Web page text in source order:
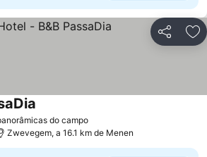
Partilhar
do campoVer preços
Zwevegem, a 16.1 km de Menen